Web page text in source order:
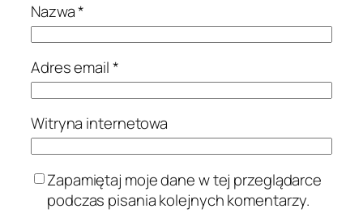
Nazwa*
Adres email*
Witryna internetowa
Zapamiętaj moje dane w tej przeglądarce
podczas pisania kolejnych komentarzy.